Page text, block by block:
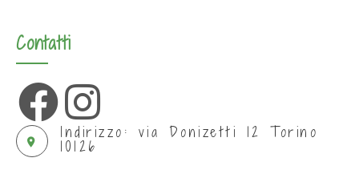
Contatti
Indirizzo: via Donizetti 12 Torino
10126